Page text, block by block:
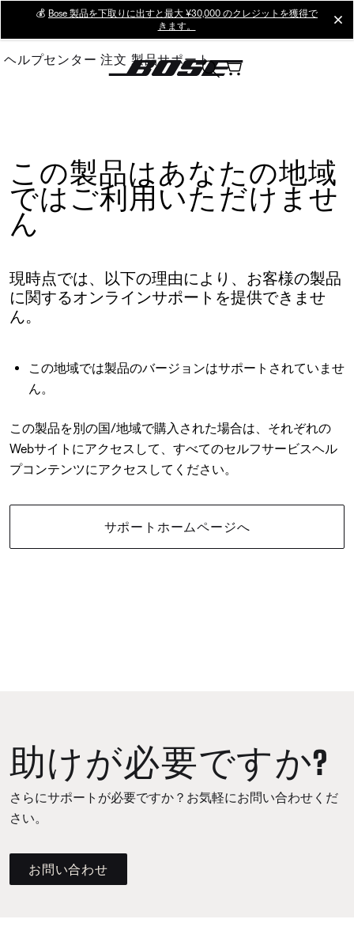
Main
💰 Bose 製品を下取りに出すと最大 ¥30,000 のクレジットを獲得で
きます。
ヘルプセンター 注文 製品サポート
この製品はあなたの地域
ではご利用いただけませ
ん
現時点では、以下の理由により、お客様の製品
に関するオンラインサポートを提供できませ
ん。
この地域では製品のバージョンはサポートされていませ
ん。
この製品を別の国/地域で購入された場合は、それぞれの
Webサイトにアクセスして、すべてのセルフサービスヘル
プコンテンツにアクセスしてください。
サポートホームページへ
助けが必要ですか?
さらにサポートが必要ですか？お気軽にお問い合わせくだ
さい。
お問い合わせ